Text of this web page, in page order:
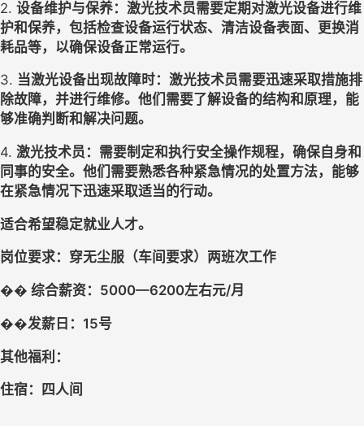
2. 设备维护与保养：激光技术员需要定期对激光设备进行维
护和保养，包括检查设备运行状态、清洁设备表面、更换消
耗品等，以确保设备正常运行。
3. 当激光设备出现故障时： 激光技术员需要迅速采取措施排
除故障，并进行维修。他们需要了解设备的结构和原理，能
够准确判断和解决问题。
4. 激光技术员 ： 需要制定和执行安全操作规程，确保自身和
同事的安全。他们需要熟悉各种紧急情况的处置方法，能够
在紧急情况下迅速采取适当的行动。
适合希望稳定就业人才。
岗位要求： 穿无尘服 （车间要求）两班次工作
�� 综合薪资： 5000—6200左右元/月
��发薪日： 15号
其他福利：
住宿： 四人间